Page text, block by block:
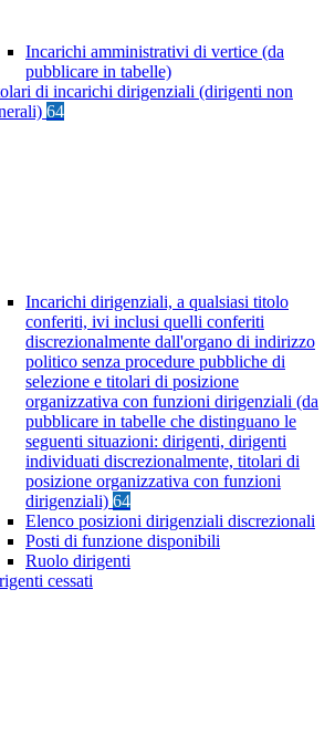
Incarichi amministrativi di vertice (da
pubblicare in tabelle)
di incarichi dirigenziali (dirigenti non
64
Incarichi dirigenziali, a qualsiasi titolo
conferiti, ivi inclusi quelli conferiti
discrezionalmente dall'organo di indirizzo
politico senza procedure pubbliche di
selezione e titolari di posizione
organizzativa con funzioni dirigenziali (da
pubblicare in tabelle che distinguano le
seguenti situazioni: dirigenti, dirigenti
individuati discrezionalmente, titolari di
posizione organizzativa con funzioni
dirigenziali) 64
Elenco posizioni dirigenziali discrezionali
Posti di funzione disponibili
Ruolo dirigenti
cessati